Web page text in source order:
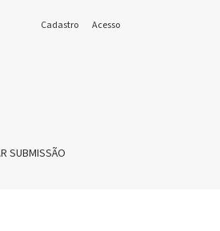
SUBMISSÃO
Cadastro Acesso